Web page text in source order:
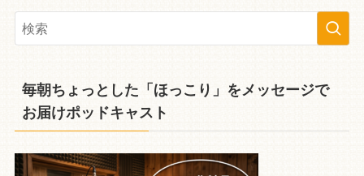
毎朝ちょっとした「ほっこり」をメッセージで
お届けポッドキャスト